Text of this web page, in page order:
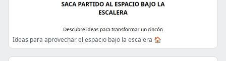
Ideas para aprovechar el espacio bajo la escalera 🏠